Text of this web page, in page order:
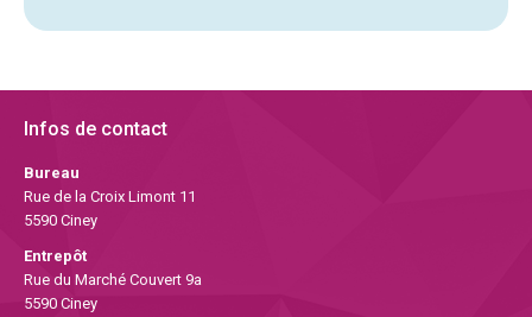
Infos de contact
Bureau
Rue de la Croix Limont 11
5590 Ciney
Entrepôt
Rue du Marché Couvert 9a
5590 Ciney